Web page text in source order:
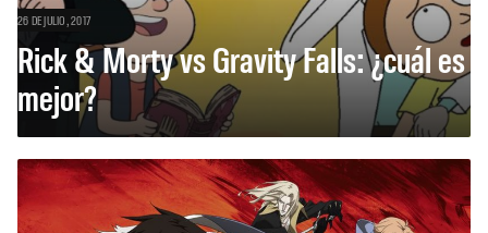
26 DE JULIO, 2017
Rick & Morty vs Gravity Falls: ¿cuál es
mejor?